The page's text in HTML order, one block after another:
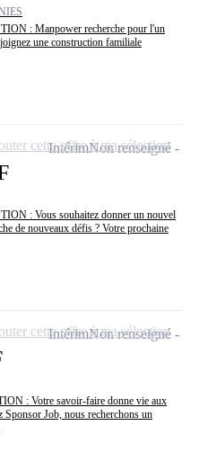
: Manpower recherche pour l'un
une construction familiale
: Vous souhaitez donner un nouvel
de nouveaux défis ? Votre prochaine
IntérimNon renseigné
cette offre à ma sélection
: Votre savoir-faire donne vie aux
Sponsor Job, nous recherchons un
IntérimNon renseigné
cette offre à ma sélection